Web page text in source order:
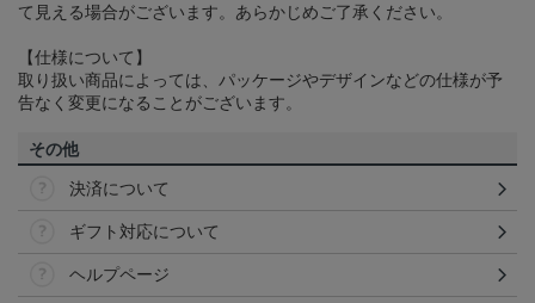
て見える場合がございます。あらかじめご了承ください。
【仕様について】
取り扱い商品によっては、パッケージやデザインなどの仕様が予
告なく変更になることがございます。
その他
決済について
ギフト対応について
ヘルプページ